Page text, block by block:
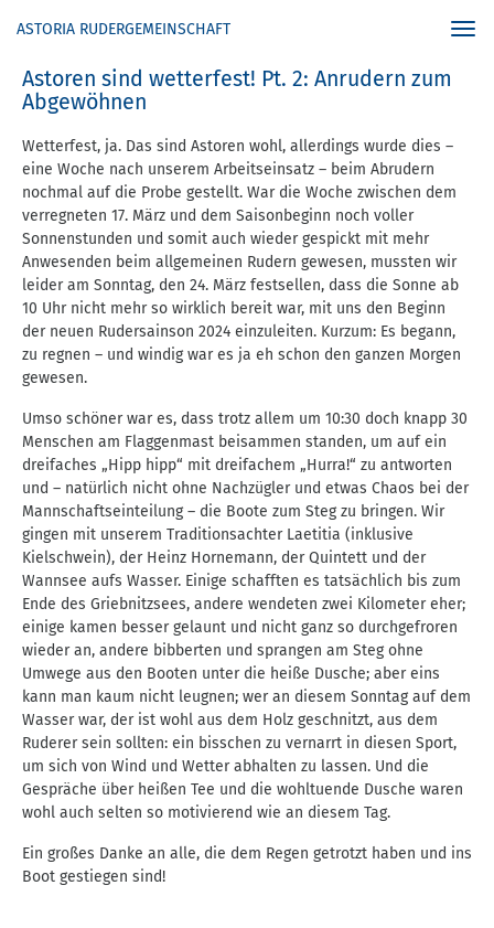
ASTORIA RUDERGEMEINSCHAFT
Astoren sind wetterfest! Pt. 2: Anrudern zum
Abgewöhnen
Wetterfest, ja. Das sind Astoren wohl, allerdings wurde dies –
eine Woche nach unserem Arbeitseinsatz – beim Abrudern
nochmal auf die Probe gestellt. War die Woche zwischen dem
verregneten 17. März und dem Saisonbeginn noch voller
Sonnenstunden und somit auch wieder gespickt mit mehr
Anwesenden beim allgemeinen Rudern gewesen, mussten wir
leider am Sonntag, den 24. März festsellen, dass die Sonne ab
10 Uhr nicht mehr so wirklich bereit war, mit uns den Beginn
der neuen Rudersainson 2024 einzuleiten. Kurzum: Es begann,
zu regnen – und windig war es ja eh schon den ganzen Morgen
gewesen.
Umso schöner war es, dass trotz allem um 10:30 doch knapp 30
Menschen am Flaggenmast beisammen standen, um auf ein
dreifaches „Hipp hipp“ mit dreifachem „Hurra!“ zu antworten
und – natürlich nicht ohne Nachzügler und etwas Chaos bei der
Mannschaftseinteilung – die Boote zum Steg zu bringen. Wir
gingen mit unserem Traditionsachter Laetitia (inklusive
Kielschwein), der Heinz Hornemann, der Quintett und der
Wannsee aufs Wasser. Einige schafften es tatsächlich bis zum
Ende des Griebnitzsees, andere wendeten zwei Kilometer eher;
einige kamen besser gelaunt und nicht ganz so durchgefroren
wieder an, andere bibberten und sprangen am Steg ohne
Umwege aus den Booten unter die heiße Dusche; aber eins
kann man kaum nicht leugnen; wer an diesem Sonntag auf dem
Wasser war, der ist wohl aus dem Holz geschnitzt, aus dem
Ruderer sein sollten: ein bisschen zu vernarrt in diesen Sport,
um sich von Wind und Wetter abhalten zu lassen. Und die
Gespräche über heißen Tee und die wohltuende Dusche waren
wohl auch selten so motivierend wie an diesem Tag.
Ein großes Danke an alle, die dem Regen getrotzt haben und ins
Boot gestiegen sind!